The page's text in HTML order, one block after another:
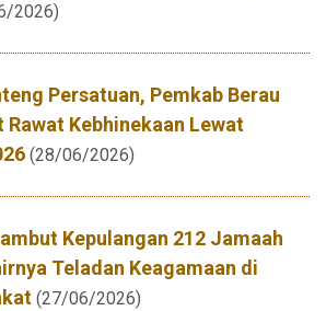
2026)
Persatuan, Pemkab Berau
Kebhinekaan Lewat
(28/06/2026)
Kepulangan 212 Jamaah
Teladan Keagamaan di
(27/06/2026)